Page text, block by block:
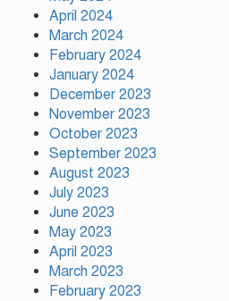
April 2024
March 2024
February 2024
January 2024
December 2023
November 2023
October 2023
September 2023
August 2023
July 2023
June 2023
May 2023
April 2023
March 2023
February 2023